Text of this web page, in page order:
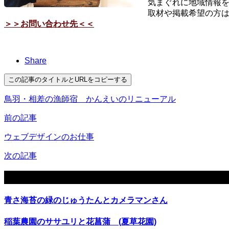
気まぐれに地域情報
取材や掲載希望の方
＞＞お問い合わせ先＜＜
Share
この記事のタイトルとURLをコピーする
鳥羽・相差の漁師宿 かんえいのリニューアル
前の記事
ウェブデザインのお仕事
次の記事
青さ海苔の緑のじゅうたんとカメラマンさん
稲葉農園のササユリと花菖蒲 (夏草花園)